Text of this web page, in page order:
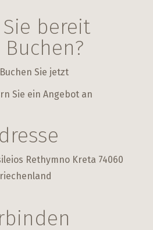
bereit
Buchen Sie jetzt
Sie ein Angebot an
Rethymno Kreta 74060